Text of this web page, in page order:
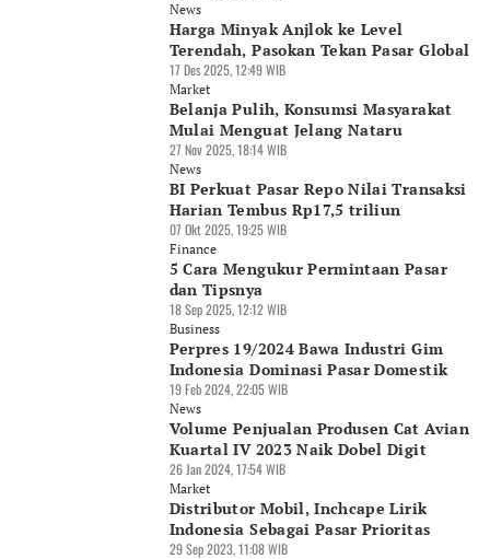
News
Harga Minyak Anjlok ke Level
Terendah, Pasokan Tekan Pasar Global
17 Des 2025, 12:49 WIB
Market
Belanja Pulih, Konsumsi Masyarakat
Mulai Menguat Jelang Nataru
27 Nov 2025, 18:14 WIB
News
BI Perkuat Pasar Repo Nilai Transaksi
Harian Tembus Rp17,5 triliun
07 Okt 2025, 19:25 WIB
Finance
5 Cara Mengukur Permintaan Pasar
dan Tipsnya
18 Sep 2025, 12:12 WIB
Business
Perpres 19/2024 Bawa Industri Gim
Indonesia Dominasi Pasar Domestik
19 Feb 2024, 22:05 WIB
News
Volume Penjualan Produsen Cat Avian
Kuartal IV 2023 Naik Dobel Digit
26 Jan 2024, 17:54 WIB
Market
Distributor Mobil, Inchcape Lirik
Indonesia Sebagai Pasar Prioritas
29 Sep 2023, 11:08 WIB